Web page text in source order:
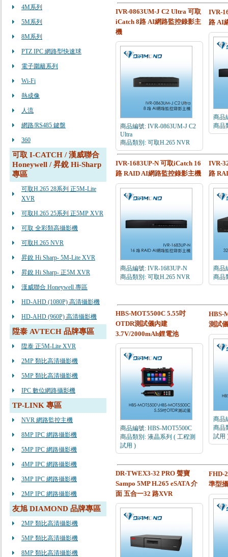
4M系列
5M系列
8M系列
PTZ IPC 網路型快速球
電子圍籬系列
Wi-Fi
熱成像
人流
網路/RS485 鍵盤
360
可取 I-CATCH / 漢威聯合
Honeywell / 昇銳 Hi-Sharp
專區
可取H.265 28系列 正5M-Lite
XVR
可取H.265 25系列 正5MP XVR
可取 全彩類高攝影機
可取H.265 NVR
昇銳 Hi Sharp- 5M-Lite XVR
昇銳 Hi Sharp- 正5M XVR
漢威聯合 Honeywell 專區
HD-AHD (1080P) 高清攝影機
HD-AHD (960P) 高清攝影機
陞泰 AVTECH 品牌專區
陞泰 正5M-Lite XVR
2MP 類比高清攝影機
5MP 類比高清攝影機
IPC 數位網路攝影機
TP-LINK 專區
NVR 網路監控主機
8MP IPC 網路攝影機
5MP IPC 網路攝影機
4MP IPC 網路攝影機
3MP IPC 網路攝影機
2MP IPC 網路攝影機
友旭 DIAMOND 品牌專區
2MP 類比高清攝影機
5MP 類比高清攝影機
8MP 類比高清攝影機
IVR-0863UM-J C2 Ultra 可取
iCatch 8路 AI網路監控錄影主
機
商品編號: IVR-0863UM-J C2
Ultra
商品類別: 可取H.265 NVR
IVR-
路 AI
商品
商品
IVR-1683UP-N 可取iCatch 16
路 RAID AI網路監控錄影主機
商品編號: IVR-1683UP-N
商品類別: 可取H.265 NVR
IVR-
路
商品
商品
HBS-MOT5500C 5.55吋
OTDR測試儀內建
3.7V/2000mAh鋰電池
商品編號: HBS-MOT5500C
商品類別: 液晶系列 ( 工程測
試用 )
HBS-
測試儀
商品
商品
試用
DR-TWEX3-32 PRO 聲寶
Sampo 5MP H.265 eSATA 介
面 五合一32 路XVR
FHD-
準型